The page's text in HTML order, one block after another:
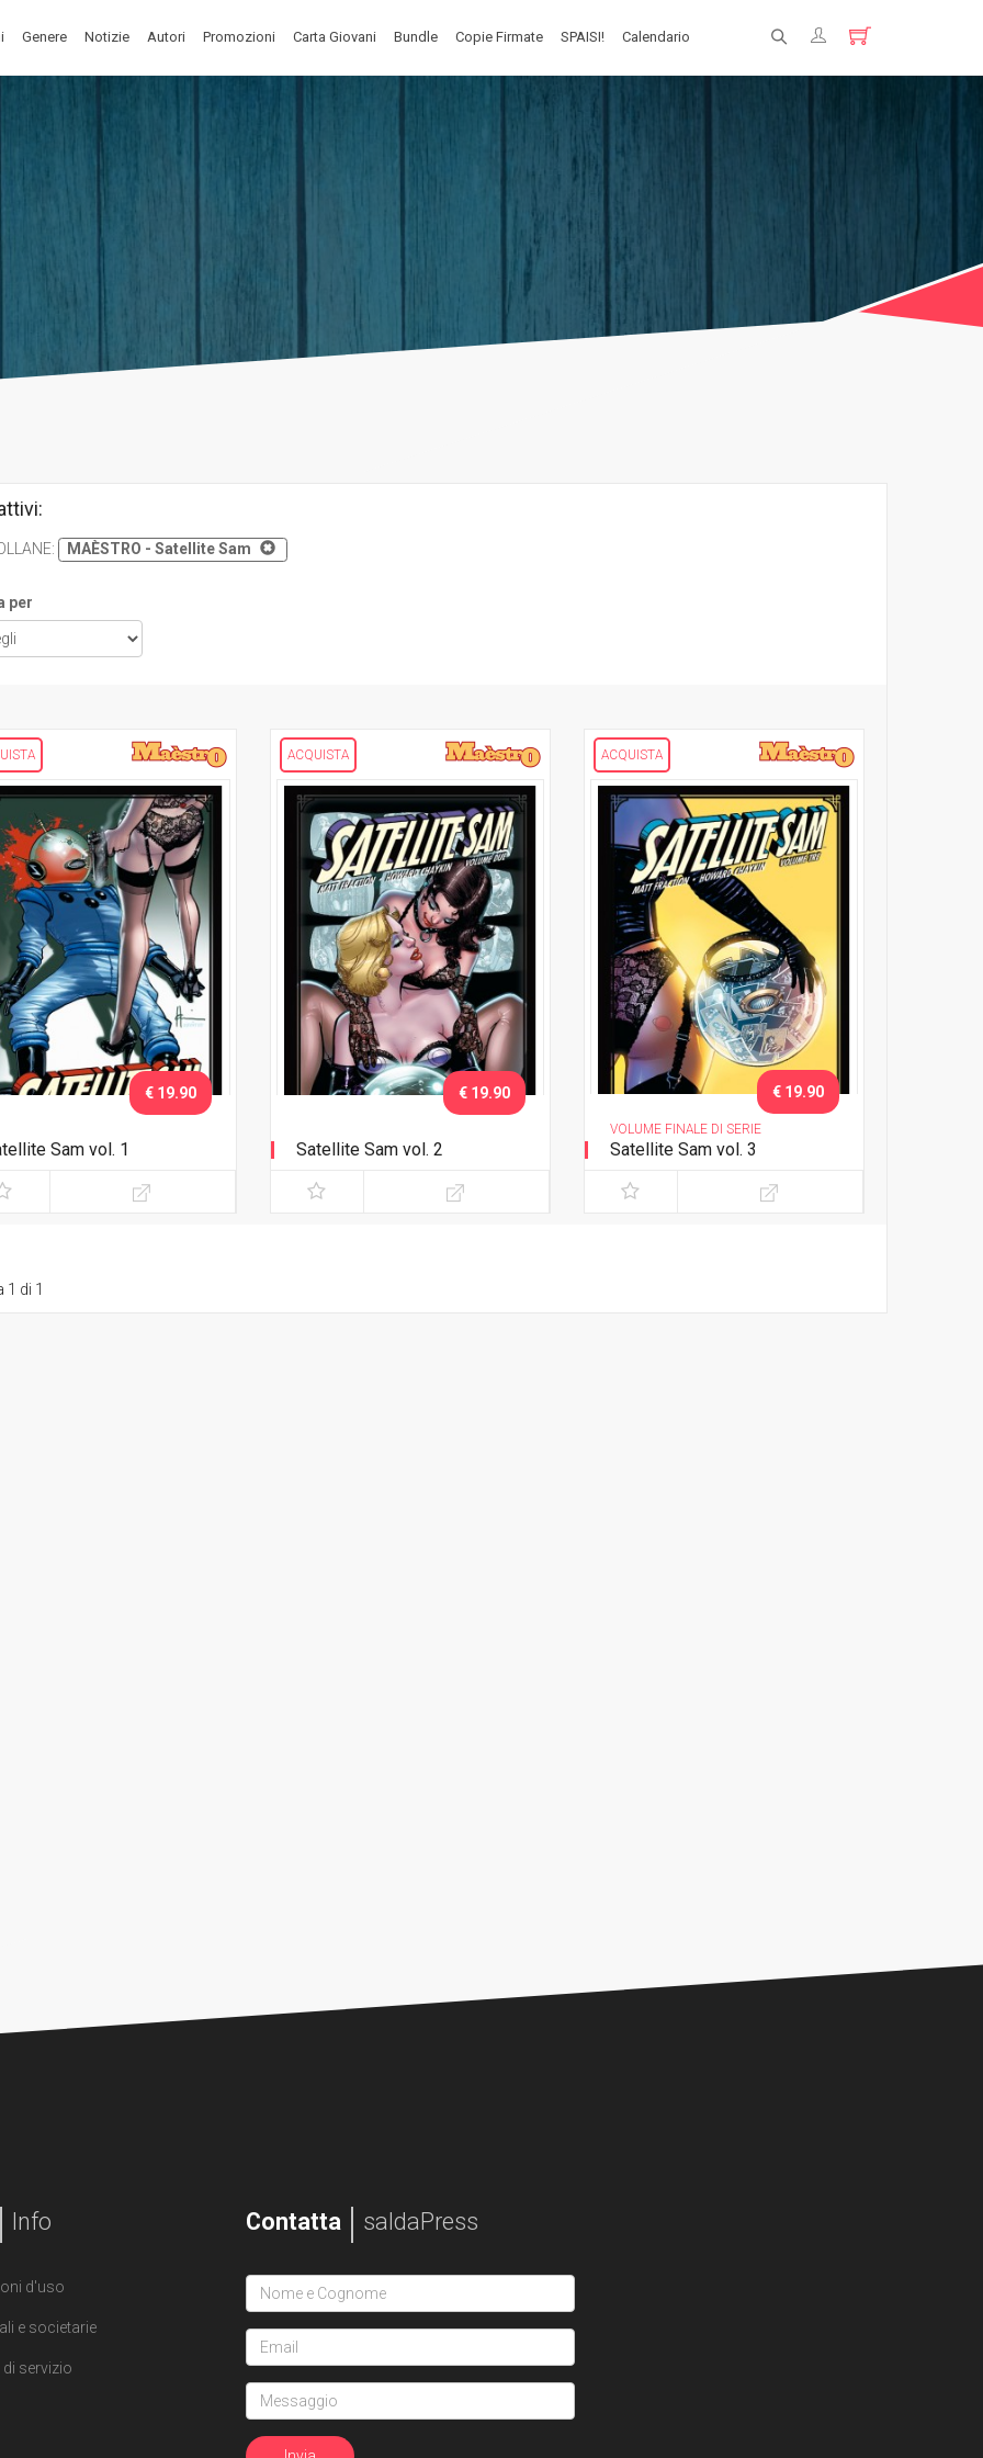
Genere Notizie Autori Promozioni Carta Giovani Bundle Copie Firmate SPAISI! Calendario
: MAÈSTRO - Satellite Sam
per
Sam vol. 1
€ 19.90
ACQUISTA
Satellite Sam vol. 2
€ 19.90
ACQUISTA
VOLUME FINALE DI SERIE
Satellite Sam vol. 3
€ 19.90
1 di 1
Info
d'uso
e societarie
servizio
Contatta saldaPress